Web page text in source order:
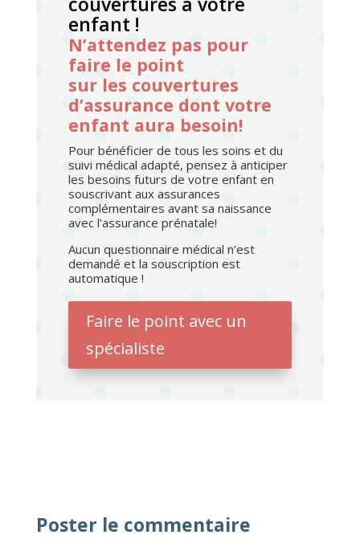
enfant !
N’attendez pas pour
faire le point
sur les couvertures
d’assurance dont votre
enfant aura besoin!
Pour bénéficier de tous les soins et du
suivi médical adapté, pensez à anticiper
les besoins futurs de votre enfant en
souscrivant aux assurances
complémentaires avant sa naissance
avec l’assurance prénatale!
Aucun questionnaire médical n’est
demandé et la souscription est
automatique !
Faire le point avec un
spécialiste
Poster le commentaire